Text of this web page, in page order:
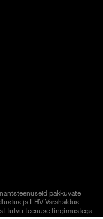
pakkuvate
ja LHV Varahaldus
tutvu teenuse tingimustega